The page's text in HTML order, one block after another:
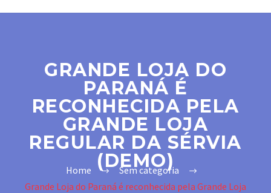
GRANDE LOJA DO
PARANÁ É
RECONHECIDA PELA
GRANDE LOJA
REGULAR DA SÉRVIA
(DEMO)
Home
Sem categoria
Grande Loja do Paraná é reconhecida pela Grande Loja